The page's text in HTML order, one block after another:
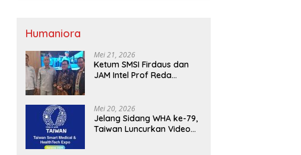
Humaniora
Mei 21, 2026
Ketum SMSI Firdaus dan
JAM Intel Prof Reda
SMSI Sukseskan Jaga
Desa dan Jaga Dapur
MBG, Perkuat Pengawasan
Mei 20, 2026
Jelang Sidang WHA ke-79,
Taiwan Luncurkan Video